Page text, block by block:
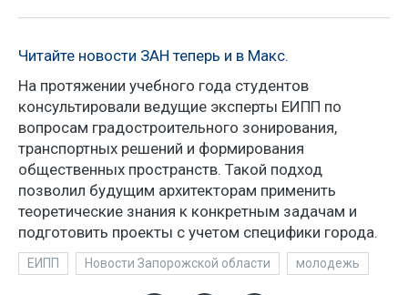
Читайте новости ЗАН теперь и в Макс.
На протяжении учебного года студентов
консультировали ведущие эксперты ЕИПП по
вопросам градостроительного зонирования,
транспортных решений и формирования
общественных пространств. Такой подход
позволил будущим архитекторам применить
теоретические знания к конкретным задачам и
подготовить проекты с учетом специфики города.
ЕИПП Новости Запорожской области молодежь